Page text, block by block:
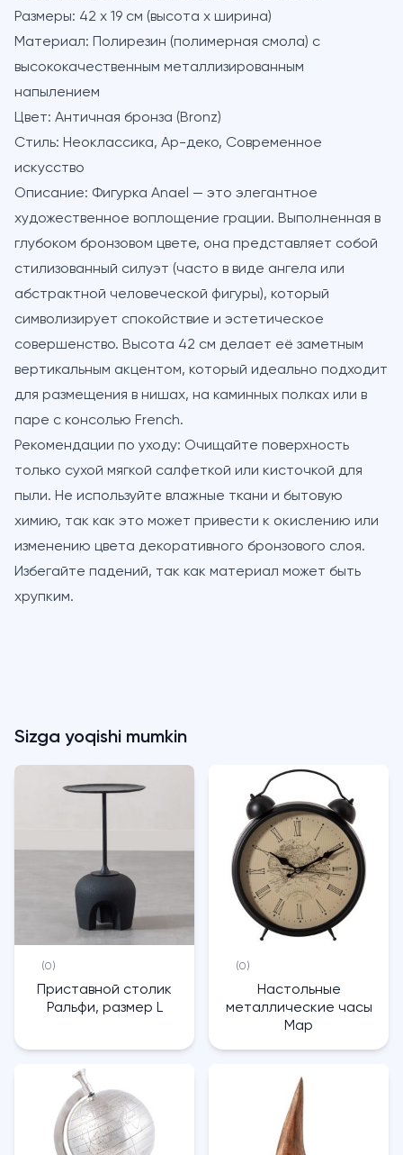
Размеры: 42 x 19 см (высота х ширина)
Материал: Полирезин (полимерная смола) с
высококачественным металлизированным
напылением
Цвет: Античная бронза (Bronz)
Стиль: Неоклассика, Ар-деко, Современное
искусство
Описание: Фигурка Anael — это элегантное
художественное воплощение грации. Выполненная в
глубоком бронзовом цвете, она представляет собой
стилизованный силуэт (часто в виде ангела или
абстрактной человеческой фигуры), который
символизирует спокойствие и эстетическое
совершенство. Высота 42 см делает её заметным
вертикальным акцентом, который идеально подходит
для размещения в нишах, на каминных полках или в
паре с консолью French.
Рекомендации по уходу: Очищайте поверхность
только сухой мягкой салфеткой или кисточкой для
пыли. Не используйте влажные ткани и бытовую
химию, так как это может привести к окислению или
изменению цвета декоративного бронзового слоя.
Избегайте падений, так как материал может быть
хрупким.
Sizga yoqishi mumkin
(0)
Приставной столик
Ральфи, размер L
(0)
Настольные
металлические часы
Map